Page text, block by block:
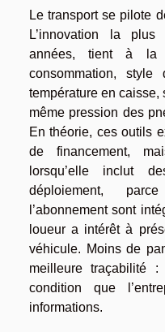
Le transport se pilote
L’innovation la plus
années, tient à la
consommation, style
température en caisse,
même pression des
En théorie, ces outils
de financement,
lorsqu’elle inclut
déploiement,
l’abonnement sont
loueur a intérêt à
véhicule. Moins de
meilleure traçabilité
condition que
informations.